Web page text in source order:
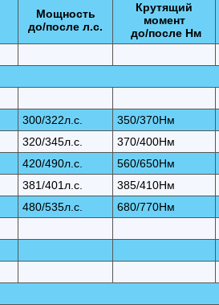
Мощность
до/после л.с.
Крутящий
момент
до/после Нм
300/322л.с. 350/370Нм
320/345л.с. 370/400Нм
420/490л.с. 560/650Нм
381/401л.с. 385/410Нм
480/535л.с. 680/770Нм